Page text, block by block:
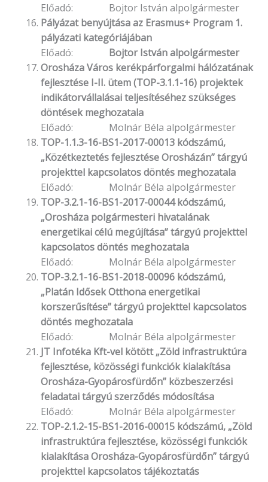
Előadó: Bojtor István alpolgármester
Pályázat benyújtása az Erasmus+ Program 1.
pályázati kategóriájában
Előadó: Bojtor István alpolgármester
Orosháza Város kerékpárforgalmi hálózatának
fejlesztése I-II. ütem (TOP-3.1.1-16) projektek
indikátorvállalásai teljesítéséhez szükséges
döntések meghozatala
Előadó: Molnár Béla alpolgármester
TOP-1.1.3-16-BS1-2017-00013 kódszámú,
„Közétkeztetés fejlesztése Orosházán” tárgyú
projekttel kapcsolatos döntés meghozatala
Előadó: Molnár Béla alpolgármester
TOP-3.2.1-16-BS1-2017-00044 kódszámú,
„Orosháza polgármesteri hivatalának
energetikai célú megújítása” tárgyú projekttel
kapcsolatos döntés meghozatala
Előadó: Molnár Béla alpolgármester
TOP-3.2.1-16-BS1-2018-00096 kódszámú,
„Platán Idősek Otthona energetikai
korszerűsítése” tárgyú projekttel kapcsolatos
döntés meghozatala
Előadó: Molnár Béla alpolgármester
JT Infotéka Kft-vel kötött „Zöld infrastruktúra
fejlesztése, közösségi funkciók kialakítása
Orosháza-Gyopárosfürdőn” közbeszerzési
feladatai tárgyú szerződés módosítása
Előadó: Molnár Béla alpolgármester
TOP-2.1.2-15-BS1-2016-00015 kódszámú, „Zöld
infrastruktúra fejlesztése, közösségi funkciók
kialakítása Orosháza-Gyopárosfürdőn” tárgyú
projekttel kapcsolatos tájékoztatás